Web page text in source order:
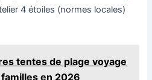
4 étoiles (normes locales)
tentes de plage voyage
en 2026